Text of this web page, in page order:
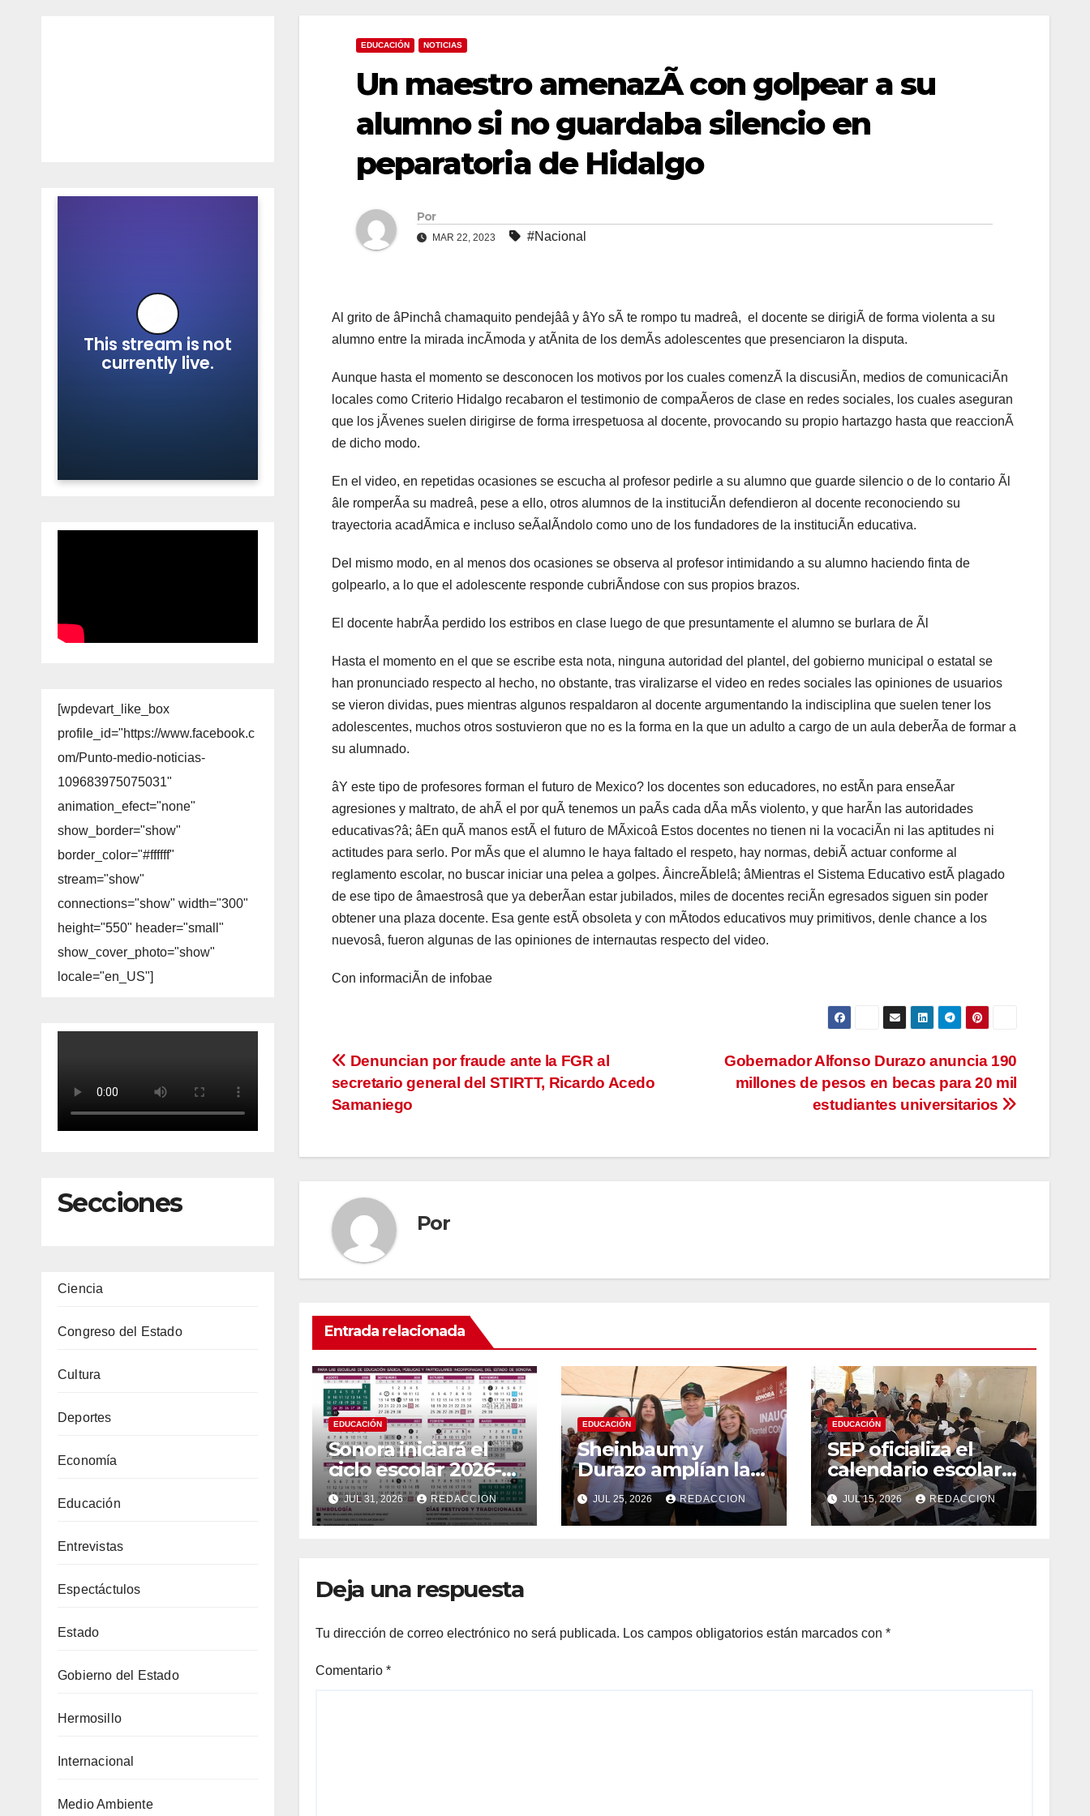
[wpdevart_like_box
profile_id="https://www.facebook.c
om/Punto-medio-noticias-
109683975075031"
animation_efect="none"
show_border="show"
border_color="#ffffff"
stream="show"
connections="show" width="300"
height="550" header="small"
show_cover_photo="show"
locale="en_US"]
Secciones
Ciencia
Congreso del Estado
Cultura
Deportes
Economía
Educación
Entrevistas
Espectáctulos
Estado
Gobierno del Estado
Hermosillo
Internacional
Medio Ambiente
EDUCACIÓN NOTICIAS
Un maestro amenazÃ con golpear a su
alumno si no guardaba silencio en
peparatoria de Hidalgo
Por
MAR 22, 2023 #Nacional
Al grito de âPinchâ chamaquito pendejââ y âYo sÃ te rompo tu madreâ, el docente se dirigiÃ de forma violenta a su
alumno entre la mirada incÃmoda y atÃnita de los demÃs adolescentes que presenciaron la disputa.
Aunque hasta el momento se desconocen los motivos por los cuales comenzÃ la discusiÃn, medios de comunicaciÃn
locales como Criterio Hidalgo recabaron el testimonio de compaÃeros de clase en redes sociales, los cuales aseguran
que los jÃvenes suelen dirigirse de forma irrespetuosa al docente, provocando su propio hartazgo hasta que reaccionÃ
de dicho modo.
En el video, en repetidas ocasiones se escucha al profesor pedirle a su alumno que guarde silencio o de lo contario Ãl
âle romperÃa su madreâ, pese a ello, otros alumnos de la instituciÃn defendieron al docente reconociendo su
trayectoria acadÃmica e incluso seÃalÃndolo como uno de los fundadores de la instituciÃn educativa.
Del mismo modo, en al menos dos ocasiones se observa al profesor intimidando a su alumno haciendo finta de
golpearlo, a lo que el adolescente responde cubriÃndose con sus propios brazos.
El docente habrÃa perdido los estribos en clase luego de que presuntamente el alumno se burlara de Ãl
Hasta el momento en el que se escribe esta nota, ninguna autoridad del plantel, del gobierno municipal o estatal se
han pronunciado respecto al hecho, no obstante, tras viralizarse el video en redes sociales las opiniones de usuarios
se vieron dividas, pues mientras algunos respaldaron al docente argumentando la indisciplina que suelen tener los
adolescentes, muchos otros sostuvieron que no es la forma en la que un adulto a cargo de un aula deberÃa de formar a
su alumnado.
âY este tipo de profesores forman el futuro de Mexico? los docentes son educadores, no estÃn para enseÃar
agresiones y maltrato, de ahÃ el por quÃ tenemos un paÃs cada dÃa mÃs violento, y que harÃn las autoridades
educativas?â; âEn quÃ manos estÃ el futuro de MÃxicoâ Estos docentes no tienen ni la vocaciÃn ni las aptitudes ni
actitudes para serlo. Por mÃs que el alumno le haya faltado el respeto, hay normas, debiÃ actuar conforme al
reglamento escolar, no buscar iniciar una pelea a golpes. ÂincreÃble!â; âMientras el Sistema Educativo estÃ plagado
de ese tipo de âmaestrosâ que ya deberÃan estar jubilados, miles de docentes reciÃn egresados siguen sin poder
obtener una plaza docente. Esa gente estÃ obsoleta y con mÃtodos educativos muy primitivos, denle chance a los
nuevosâ, fueron algunas de las opiniones de internautas respecto del video.
Con informaciÃn de infobae
Navegación
de
Gobernador Alfonso Durazo anuncia 190
millones de pesos en becas para 20 mil
estudiantes universitarios
Denuncian por fraude ante la FGR al
secretario general del STIRTT, Ricardo Acedo
Samaniego
Por
Entrada relacionada
EDUCACIÓN
Sonora iniciará el
ciclo escolar 2026-
2027 el 31 de
agosto; contempla
185 días de clases
JUL 31, 2026 REDACCION
EDUCACIÓN
Sheinbaum y
Durazo amplían la
educación media
superior en Sonora
con más
JUL 25, 2026 REDACCION
EDUCACIÓN
SEP oficializa el
calendario escolar
ciclo 2026-2027;
clases presenciales
arrancarán el 31 de
JUL 15, 2026 REDACCION
Deja una respuesta
Tu dirección de correo electrónico no será publicada. Los campos obligatorios están marcados con *
Comentario *